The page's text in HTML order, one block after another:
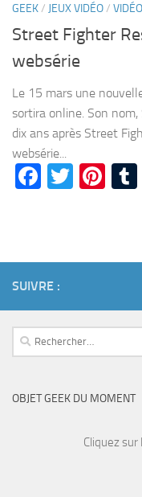
GEEK/ JEUX VIDÉO/
Street Fighter
websérie
Le 15 mars une
sortira online. Son
dix ans après Street
websérie...
SUIVRE :
Rechercher :
OBJET GEEK DU MOMENT
Cliquez